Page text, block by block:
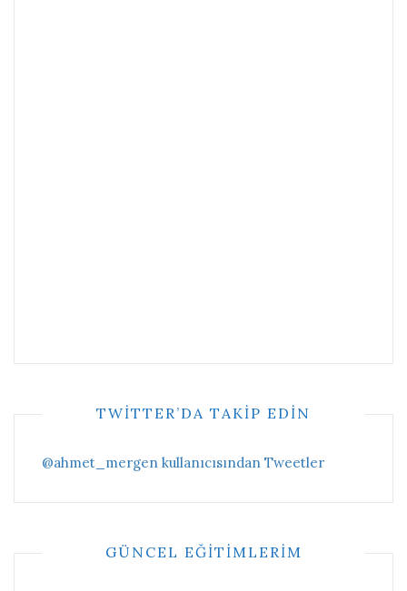
TWITTER’DA TAKIP EDIN
@ahmet_mergen kullanıcısından Tweetler
GÜNCEL EĞITIMLERIM